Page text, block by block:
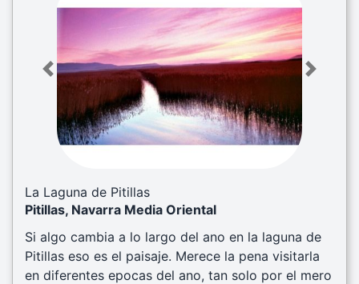
Previous Next
La Laguna de Pitillas
Pitillas, Navarra Media Oriental
Si algo cambia a lo largo del ano en la laguna de
Pitillas eso es el paisaje. Merece la pena visitarla
en diferentes epocas del ano, tan solo por el mero